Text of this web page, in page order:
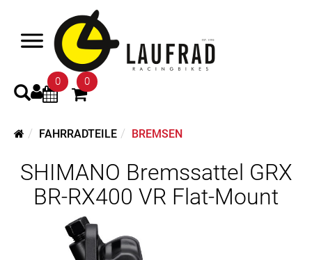
0 0
FAHRRADTEILE BREMSEN
SHIMANO Bremssattel GRX
BR-RX400 VR Flat-Mount